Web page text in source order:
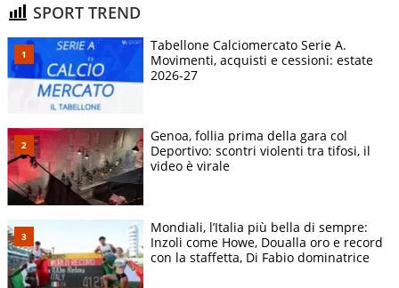
SPORT TREND
Tabellone Calciomercato Serie A.
Movimenti, acquisti e cessioni: estate
2026-27
Genoa, follia prima della gara col
Deportivo: scontri violenti tra tifosi, il
video è virale
Mondiali, l’Italia più bella di sempre:
Inzoli come Howe, Doualla oro e record
con la staffetta, Di Fabio dominatrice